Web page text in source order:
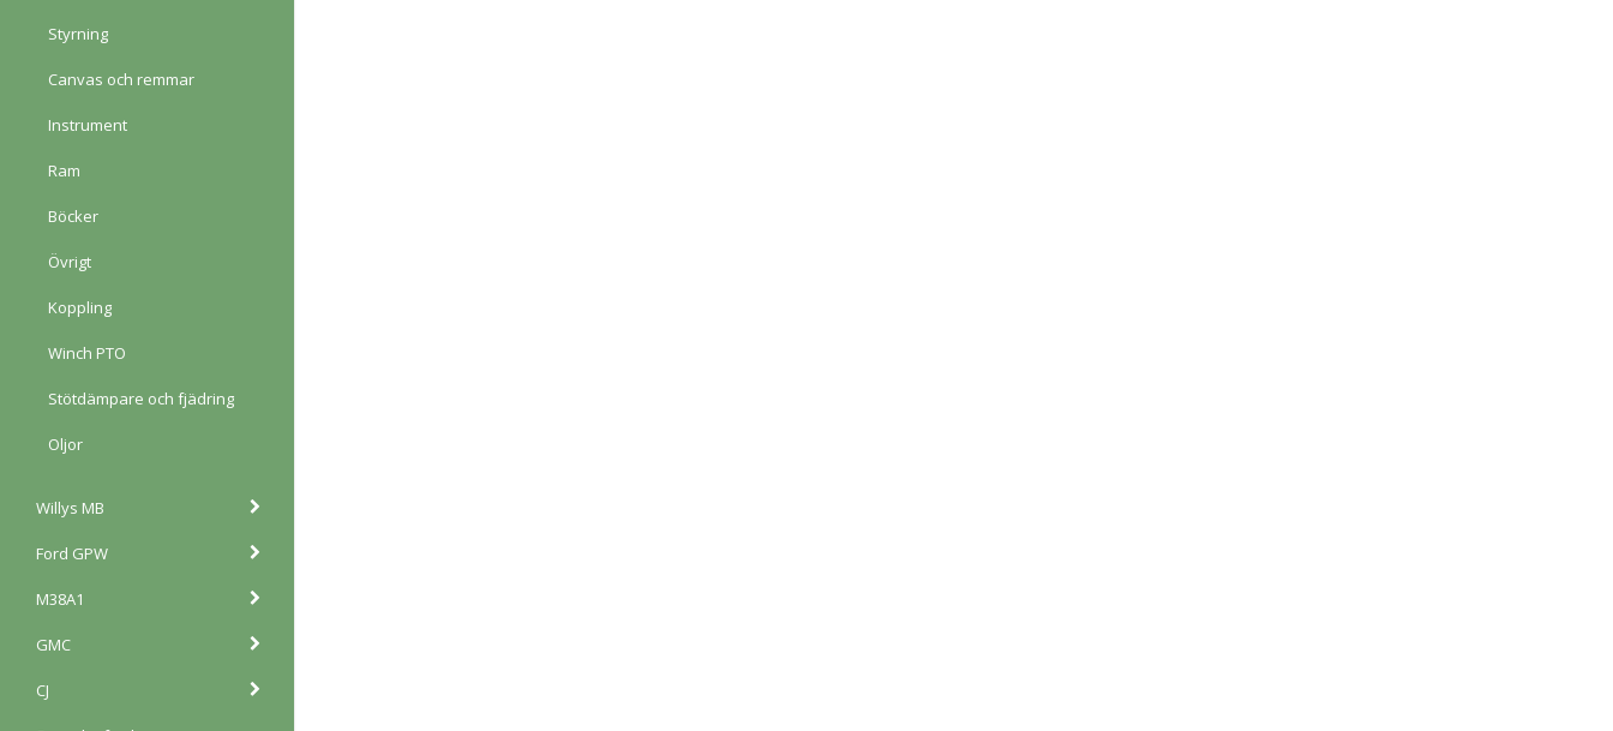
Styrning
Canvas och remmar
Instrument
Ram
Böcker
Övrigt
Koppling
Winch PTO
Stötdämpare och fjädring
Oljor
Willys MB
Ford GPW
M38A1
GMC
CJ